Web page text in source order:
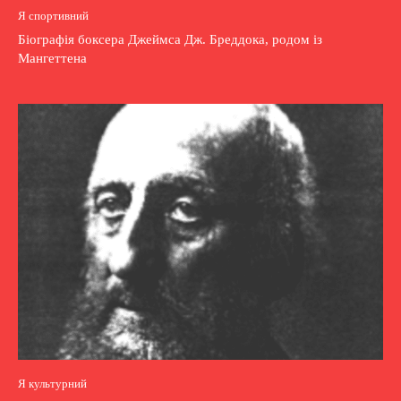
Я спортивний
Біографія боксера Джеймса Дж. Бреддока, родом із
Мангеттена
Я культурний